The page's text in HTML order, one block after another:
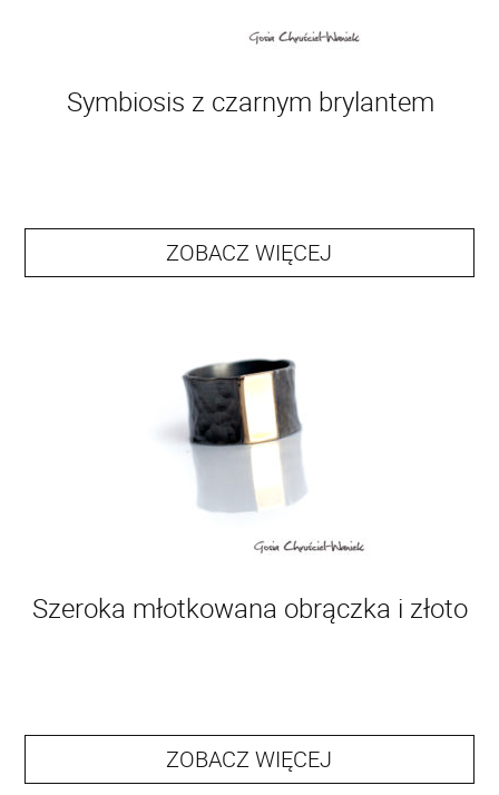
Symbiosis z czarnym brylantem
ZOBACZ WIĘCEJ
Szeroka młotkowana obrączka i złoto
ZOBACZ WIĘCEJ